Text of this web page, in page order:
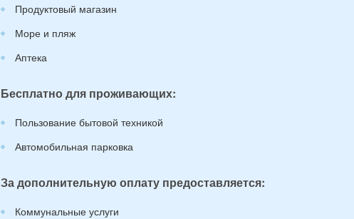
Продуктовый магазин
Море и пляж
Аптека
Бесплатно для проживающих:
Пользование бытовой техникой
Автомобильная парковка
За дополнительную оплату предоставляется:
Коммунальные услуги